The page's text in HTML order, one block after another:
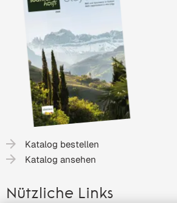
Katalog bestellen
Katalog ansehen
Nützliche Links